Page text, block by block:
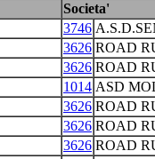
Societa'
3746
3626 ROAD
3626 ROAD
1014 ASD
3626 ROAD
3626 ROAD
3626 ROAD